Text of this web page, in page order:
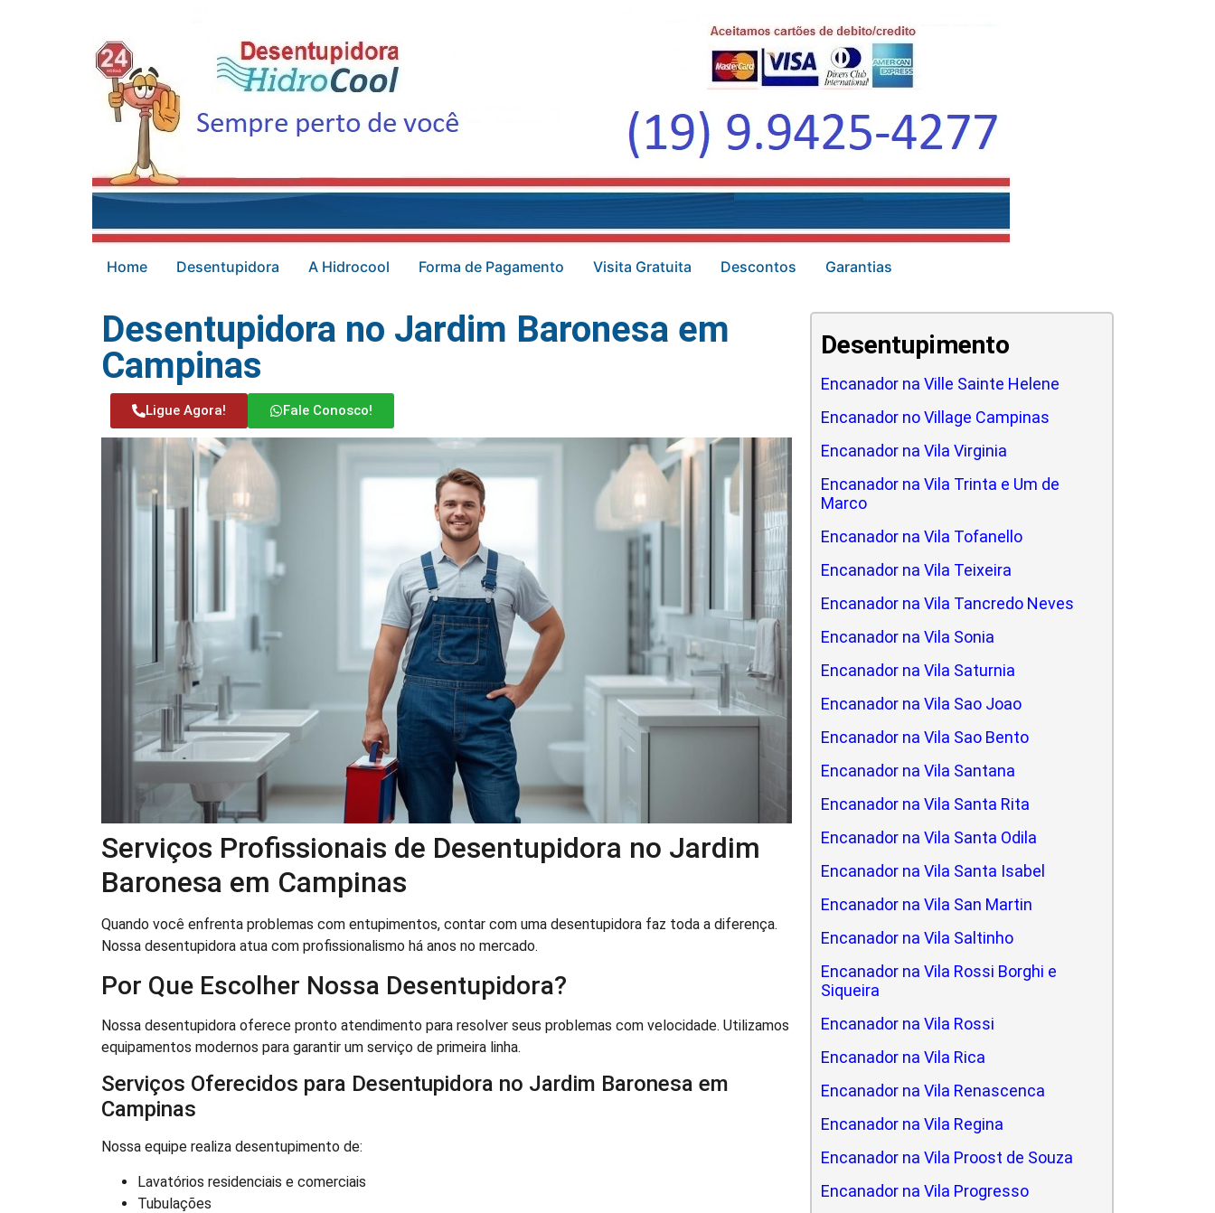
Home Desentupidora A Hidrocool Forma de Pagamento Visita Gratuita Descontos Garantias
Desentupidora no Jardim Baronesa em
Campinas
Ligue Agora! Fale Conosco!
Serviços Profissionais de Desentupidora no Jardim
Baronesa em Campinas
Quando você enfrenta problemas com entupimentos, contar com uma desentupidora faz toda a diferença.
Nossa desentupidora atua com profissionalismo há anos no mercado.
Por Que Escolher Nossa Desentupidora?
Nossa desentupidora oferece pronto atendimento para resolver seus problemas com velocidade. Utilizamos
equipamentos modernos para garantir um serviço de primeira linha.
Serviços Oferecidos para Desentupidora no Jardim Baronesa em
Campinas
Nossa equipe realiza desentupimento de:
Lavatórios residenciais e comerciais
Tubulações
Desentupimento
Encanador na Ville Sainte Helene
Encanador no Village Campinas
Encanador na Vila Virginia
Encanador na Vila Trinta e Um de
Marco
Encanador na Vila Tofanello
Encanador na Vila Teixeira
Encanador na Vila Tancredo Neves
Encanador na Vila Sonia
Encanador na Vila Saturnia
Encanador na Vila Sao Joao
Encanador na Vila Sao Bento
Encanador na Vila Santana
Encanador na Vila Santa Rita
Encanador na Vila Santa Odila
Encanador na Vila Santa Isabel
Encanador na Vila San Martin
Encanador na Vila Saltinho
Encanador na Vila Rossi Borghi e
Siqueira
Encanador na Vila Rossi
Encanador na Vila Rica
Encanador na Vila Renascenca
Encanador na Vila Regina
Encanador na Vila Proost de Souza
Encanador na Vila Progresso